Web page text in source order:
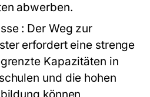
abwerben.
: Der Weg zur
erfordert eine strenge
Kapazitäten in
und die hohen